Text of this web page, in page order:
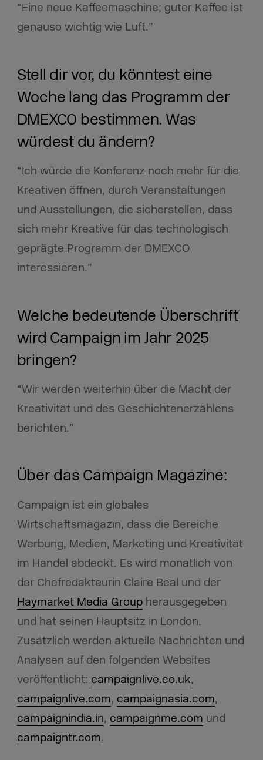
“Eine neue Kaffeemaschine; guter Kaffee ist
genauso wichtig wie Luft.”
Stell dir vor, du könntest eine
Woche lang das Programm der
DMEXCO bestimmen. Was
würdest du ändern?
“Ich würde die Konferenz noch mehr für die
Kreativen öffnen, durch Veranstaltungen
und Ausstellungen, die sicherstellen, dass
sich mehr Kreative für das technologisch
geprägte Programm der DMEXCO
interessieren.”
Welche bedeutende Überschrift
wird Campaign im Jahr 2025
bringen?
“Wir werden weiterhin über die Macht der
Kreativität und des Geschichtenerzählens
berichten.”
Über das Campaign Magazine:
Campaign ist ein globales
Wirtschaftsmagazin, dass die Bereiche
Werbung, Medien, Marketing und Kreativität
im Handel abdeckt. Es wird monatlich von
der Chefredakteurin Claire Beal und der
Haymarket Media Groupherausgegeben
und hat seinen Hauptsitz in London.
Zusätzlich werden aktuelle Nachrichten und
Analysen auf den folgenden Websites
veröffentlicht: campaignlive.co.uk,
campaignlive.com, campaignasia.com,
campaignindia.in, campaignme.com und
campaigntr.com.